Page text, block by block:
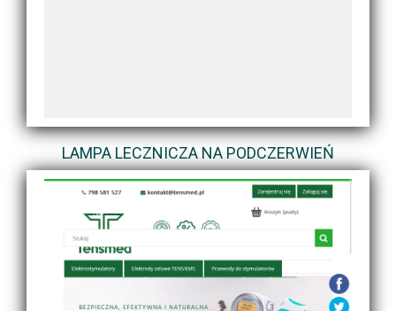
LAMPA LECZNICZA NA PODCZERWIEŃ